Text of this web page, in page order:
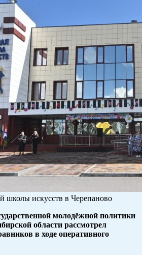
школы искусств в Черепаново
молодёжной политики
области рассмотрел
в ходе оперативного